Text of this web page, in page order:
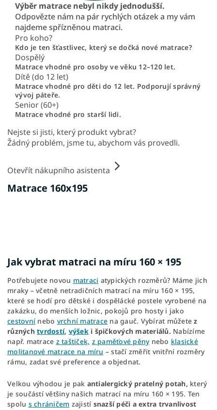
Matrace 160x195
Výběr matrace nebyl nikdy jednodušší.
Odpovězte nám na pár rychlých otázek a my vám
najdeme spřízněnou matraci.
Pro koho?
Kdo je ten šťastlivec, který se dočká nové matrace?
Dospělý
Matrace vhodné pro osoby ve věku 12–120 let.
Dítě (do 12 let)
Matrace vhodné pro děti do 12 let. Podporují správný
vývoj páteře.
Senior (60+)
Matrace vhodné pro starší lidi.
Nejste si jisti, který produkt vybrat?
Žádný problém, jsme tu, abychom vás provedli.
Otevřít nákupního asistenta
Jak vybrat matraci na míru 160 × 195
Potřebujete novou matraci atypických rozměrů? Máme jich
mraky – včetně netradičních matrací na míru 160 × 195,
které se hodí pro dětské i dospělácké postele vyrobené na
zakázku, do menších ložnic, pokojů pro hosty i jako
cestovní nebo vrchní matrace na gauč. Vybírat můžetez
různých tvrdostí, výšeki špičkových materiálů. Nabízíme
např. matrace z taštiček, z paměťové pěnynebo klasické
molitanové matrace na míru – stačí změřit vnitřní rozměry
rámu, zadat své preference a objednat.
Velkou výhodou je pak antialergický pratelný potah, který
je součástí většiny našich matrací na míru 160 × 195. Ten
spolu s chráničem zajistí snazší péči a extra trvanlivost